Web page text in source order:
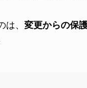
、 変更からの保